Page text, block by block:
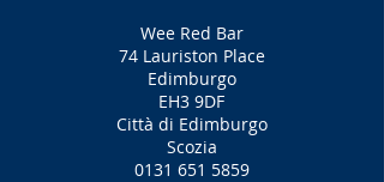
Wee Red Bar
74 Lauriston Place
Edimburgo
EH3 9DF
Città di Edimburgo
Scozia
0131 651 5859